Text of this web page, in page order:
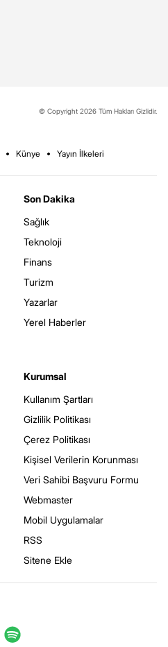
© Copyright 2026 Tüm Hakları Gizlidir.
Künye Yayın İlkeleri
Son Dakika
Sağlık
Teknoloji
Finans
Turizm
Yazarlar
Yerel Haberler
Kurumsal
Kullanım Şartları
Gizlilik Politikası
Çerez Politikası
Kişisel Verilerin Korunması
Veri Sahibi Başvuru Formu
Webmaster
Mobil Uygulamalar
RSS
Sitene Ekle